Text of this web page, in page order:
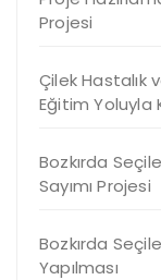
Projesi
Çilek Hastalık
Eğitim Yoluyla
Bozkırda
Sayımı Projesi
Bozkırda
Yapılması